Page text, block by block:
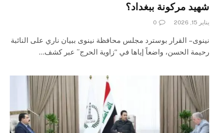
شهيد مركونة ببغداد؟
يناير 15, 2026 0
نينوى – القرار بوسترد مجلس محافظة نينوى ببيان ناري على النائبة
رحيمة الحسن، واضعاً إياها في “زاوية الحرج” عبر كشف…